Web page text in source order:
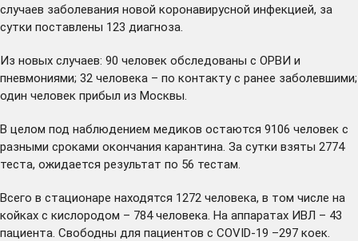
случаев заболевания новой коронавирусной инфекцией, за
сутки поставлены 123 диагноза.
Из новых случаев: 90 человек обследованы с ОРВИ и
пневмониями; 32 человека – по контакту с ранее заболевшими;
один человек прибыл из Москвы.
В целом под наблюдением медиков остаются 9106 человек с
разными сроками окончания карантина. За сутки взяты 2774
теста, ожидается результат по 56 тестам.
Всего в стационаре находятся 1272 человека, в том числе на
койках с кислородом – 784 человека. На аппаратах ИВЛ – 43
пациента. Свободны для пациентов с COVID-19 –297 коек.